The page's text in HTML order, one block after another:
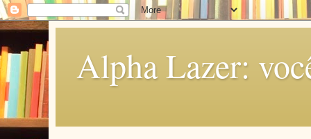
Alpha Lazer: